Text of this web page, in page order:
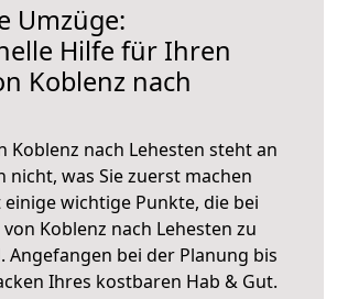
Umzüge:
Hilfe für Ihren
Koblenz nach
Koblenz nach Lehesten steht an
nicht, was Sie zuerst machen
einige wichtige Punkte, die bei
Koblenz nach Lehesten zu
Angefangen bei der Planung bis
Ihres kostbaren Hab & Gut.